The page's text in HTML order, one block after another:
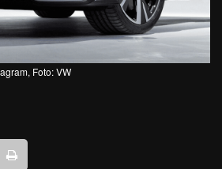
Foto: VW